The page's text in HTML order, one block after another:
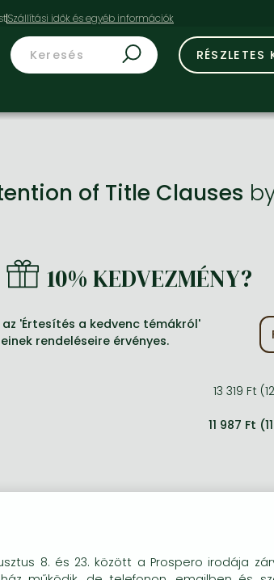
RÉSZLETES
of Title Clauses
10% KEDVEZMÉNY?
az 'Értesítés a kedvenc témákról'
rendeléseire érvényes.
13 319 Ft
11 987 Ft
object of this book is to assist those who
seizure of their goods by a receiver. It is a
8. és 23. között a Prospero irodája
kat (sütiket) használunk, melyek célja,
részére.